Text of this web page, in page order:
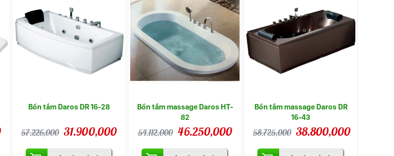
Bồn tắm Daros DR 16-28
57.226,000 31.900,000
Bồn tắm massage Daros HT-
82
54.112,000 46.250,000
Bồn tắm massage Daros DR
16-43
58.725,000 38.800,000